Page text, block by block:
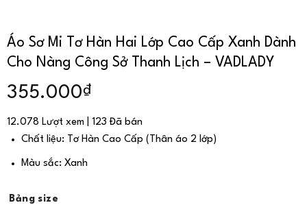
Áo Sơ Mi Tơ Hàn Hai Lớp Cao Cấp Xanh Dành
Cho Nàng Công Sở Thanh Lịch – VADLADY
355.000₫
12.078 Lượt xem | 123 Đã bán
Chất liệu: Tơ Hàn Cao Cấp (Thân áo 2 lớp)
Màu sắc: Xanh
Bảng size